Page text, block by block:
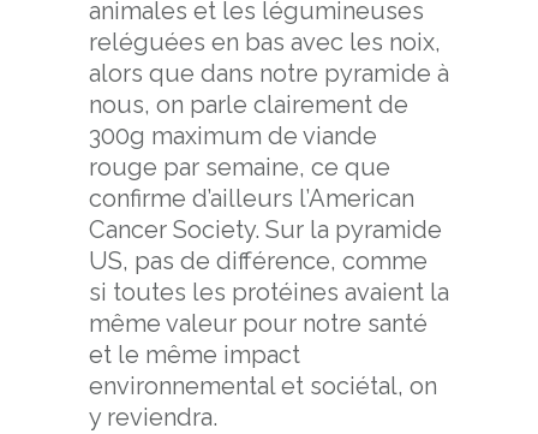
animales et les légumineuses
reléguées en bas avec les noix,
alors que dans notre pyramide à
nous, on parle clairement de
300g maximum de viande
rouge par semaine, ce que
confirme d’ailleurs l’American
Cancer Society. Sur la pyramide
US, pas de différence, comme
si toutes les protéines avaient la
même valeur pour notre santé
et le même impact
environnemental et sociétal, on
y reviendra.